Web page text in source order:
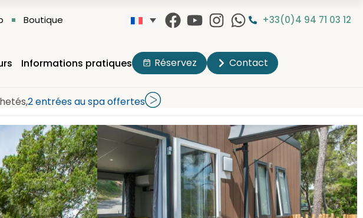
Boutique +33(0)4 94 71 03 12
Informations pratiques Réservez Contact
2 entrées au spa offertes